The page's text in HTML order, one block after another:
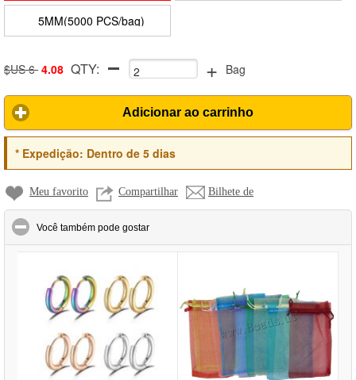
5MM(5000 PCS/bag)
$US 6 4.08 QTY: + Bag
Adicionar ao carrinho
*Expedição: Dentro de 5 dias
Meu favorito Compartilhar Bilhete de
Você também pode gostar